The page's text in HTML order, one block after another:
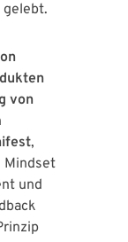
gelebt.
von
,
Mindset
und